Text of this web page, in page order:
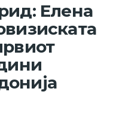
Елена